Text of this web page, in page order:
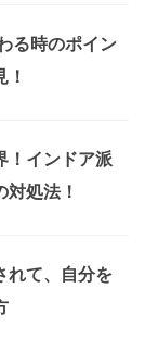
る時のポイン
！インドア派
処法！
れて、自分を